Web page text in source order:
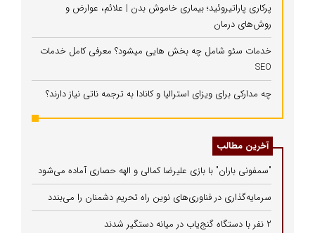
پرکاری پاراتیروئید؛ بیماری خاموش بدن | علائم، عوارض و
روش‌های درمان
خدمات سئو شامل چه بخش هایی میشود؟ معرفی کامل خدمات
SEO
چه مدارکی برای ویزای استرالیا و کانادا به ترجمه ناتی نیاز دارند؟
آخرین مطالب
"سمفونی باران" با بازی علیرضا کمالی و الهه حصاری آماده می‌شود
سرمایه‌گذاری در فناوری‌های نوین راه تحریم دشمنان را می‌بندد
۲ نفر با دستگاه گنج‌یاب در میانه دستگیر شدند